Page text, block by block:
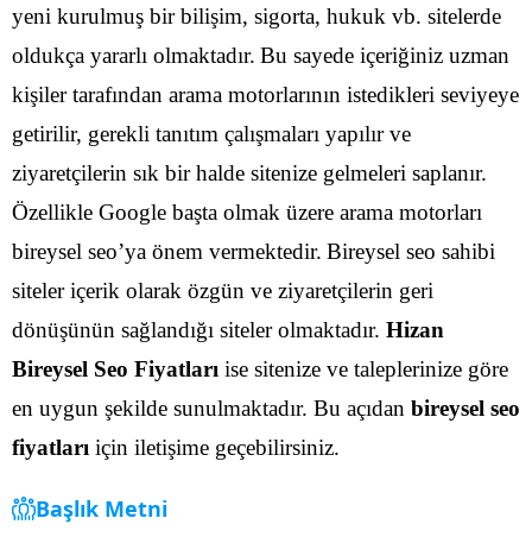
yeni kurulmuş bir bilişim, sigorta, hukuk vb. sitelerde
oldukça yararlı olmaktadır. Bu sayede içeriğiniz uzman
kişiler tarafından arama motorlarının istedikleri seviyeye
getirilir, gerekli tanıtım çalışmaları yapılır ve
ziyaretçilerin sık bir halde sitenize gelmeleri saplanır.
Özellikle Google başta olmak üzere arama motorları
bireysel seo’ya önem vermektedir. Bireysel seo sahibi
siteler içerik olarak özgün ve ziyaretçilerin geri
dönüşünün sağlandığı siteler olmaktadır. Hizan
Bireysel Seo Fiyatları ise sitenize ve taleplerinize göre
en uygun şekilde sunulmaktadır. Bu açıdan bireysel seo
fiyatları için iletişime geçebilirsiniz.
Başlık Metni